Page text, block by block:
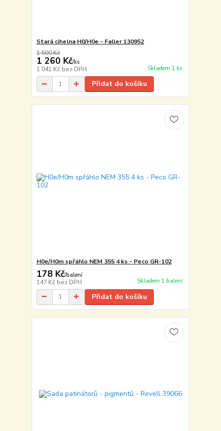
Stará cihelna H0/H0e - Faller 130952
1 500 Kč
1 260 Kč/ks
1 041 Kč bez DPH Skladem 1 ks
Přidat do košíku
H0e/H0m spřáhlo NEM 355 4 ks - Peco GR-102
178 Kč/balení
147 Kč bez DPH Skladem 1 balení
Přidat do košíku